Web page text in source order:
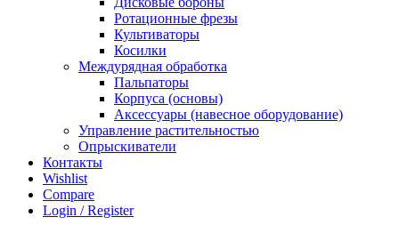
Ротационные фрезы
Культиваторы
Косилки
Междурядная обработка
Пальпаторы
Корпуса (основы)
Аксессуары (навесное оборудование)
Управление растительностью
Опрыскиватели
Контакты
Wishlist
Compare
Login / Register